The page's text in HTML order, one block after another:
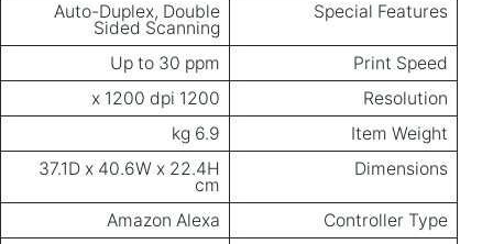
Special Features
Auto-Duplex, Double
Sided Scanning
Print Speed
Up to 30 ppm
Resolution
1200 x 1200 dpi
Item Weight
6.9 kg
Dimensions
37.1D x 40.6W x 22.4H
cm
Controller Type
Amazon Alexa